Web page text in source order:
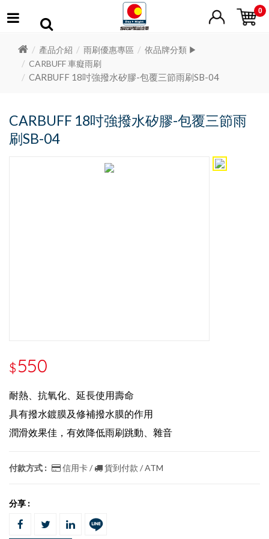
0
產品介紹 雨刷優惠專區
依品牌分類 ▶
CARBUFF 車癡雨刷
CARBUFF 18吋強撥水矽膠-包覆三節雨刷SB-04
CARBUFF 18吋強撥水矽膠-包覆三節雨
刷SB-04
$550
耐熱、抗氧化、延長使用壽命
具有撥水鍍膜及修補撥水膜的作用
潤滑效果佳，有效降低雨刷跳動、雜音
付款方式 : 信用卡 / 貨到付款 / ATM
分享 :